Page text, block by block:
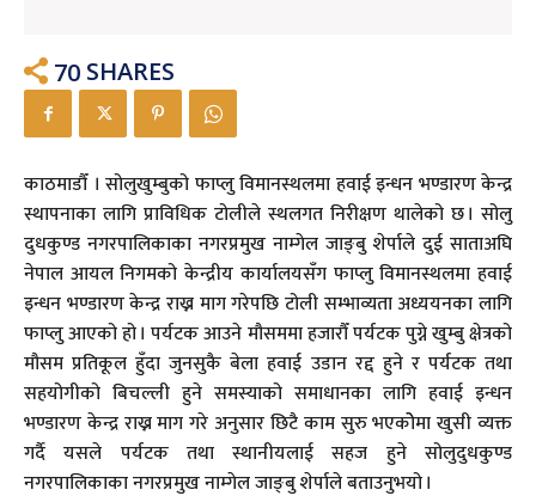
70 SHARES
काठमाडौँ । सोलुखुम्बुको फाप्लु विमानस्थलमा हवाई इन्धन भण्डारण केन्द्र
स्थापनाका लागि प्राविधिक टोलीले स्थलगत निरीक्षण थालेको छ । सोलु
दुधकुण्ड नगरपालिकाका नगरप्रमुख नाम्गेल जाङ्बु शेर्पाले दुई साताअघि
नेपाल आयल निगमको केन्द्रीय कार्यालयसँग फाप्लु विमानस्थलमा हवाई
इन्धन भण्डारण केन्द्र राख्न माग गरेपछि टोली सम्भाव्यता अध्ययनका लागि
फाप्लु आएको हो । पर्यटक आउने मौसममा हजारौँ पर्यटक पुग्ने खुम्बु क्षेत्रको
मौसम प्रतिकूल हुँदा जुनसुकै बेला हवाई उडान रद्द हुने र पर्यटक तथा
सहयोगीको बिचल्ली हुने समस्याको समाधानका लागि हवाई इन्धन
भण्डारण केन्द्र राख्न माग गरे अनुसार छिटै काम सुरु भएकोेमा खुसी व्यक्त
गर्दै यसले पर्यटक तथा स्थानीयलाई सहज हुने सोलुदुधकुण्ड
नगरपालिकाका नगरप्रमुख नाम्गेल जाङ्बु शेर्पाले बताउनुभयो ।